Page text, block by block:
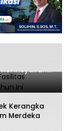
Tambah
Insyallah
Kerangka
Merdeka